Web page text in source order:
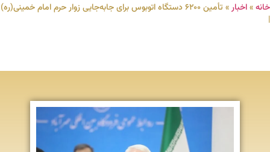
خانه»اخبار »
تأمین ۶۲۰۰ دستگاه اتوبوس برای جابه‌جایی زوار حرم امام خمینی(ره)
|